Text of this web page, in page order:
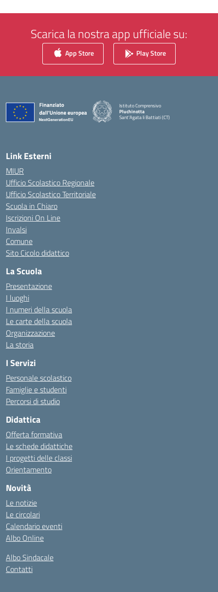
Scarica la nostra app ufficiale su:
App Store Play Store
Istituto Comprensivo
Pluchinotta
Sant'Agata li Battiati (CT)
— Visita la pagina iniziale della scuola
Link Esterni
MIUR
Ufficio Scolastico Regionale
Ufficio Scolastico Territoriale
Scuola in Chiaro
Iscrizioni On Line
Invalsi
Comune
Sito Cicolo didattico
La Scuola
Presentazione
I luoghi
I numeri della scuola
Le carte della scuola
Organizzazione
La storia
I Servizi
Personale scolastico
Famiglie e studenti
Percorsi di studio
Didattica
Offerta formativa
Le schede didattiche
I progetti delle classi
Orientamento
Novità
Le notizie
Le circolari
Calendario eventi
Albo Online
Albo Sindacale
Contatti